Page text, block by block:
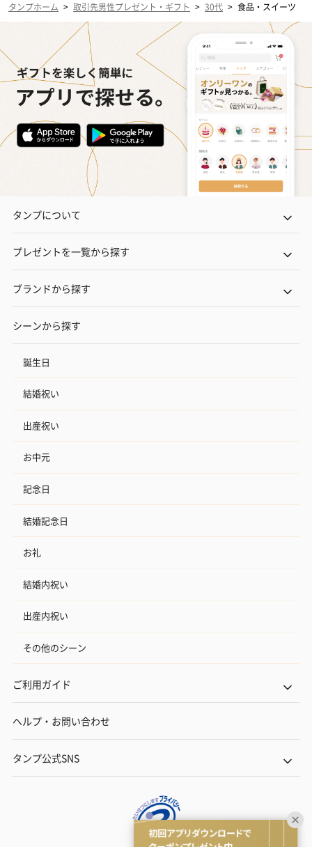
タンプホーム > 取引先男性プレゼント・ギフト > 30代 > 食品・スイーツ
タンプについて
プレゼントを一覧から探す
ブランドから探す
シーンから探す
誕生日
結婚祝い
出産祝い
お中元
記念日
結婚記念日
お礼
結婚内祝い
出産内祝い
その他のシーン
ご利用ガイド
ヘルプ・お問い合わせ
タンプ公式SNS